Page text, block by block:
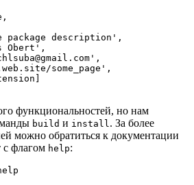
package description',
Obert',
some_page',
функциональностей, но нам
build и install . За более
можно обратиться к документации
с флагом help: